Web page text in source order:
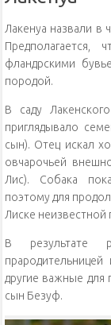
Лакенуа назвали в
фландрскими
породой.
В саду
приглядывало
сын). Отец искал
овчарочьей
Лис). Собака
поэтому для
Лиске неизвестной
В результате
другие важные
сын Безуф.